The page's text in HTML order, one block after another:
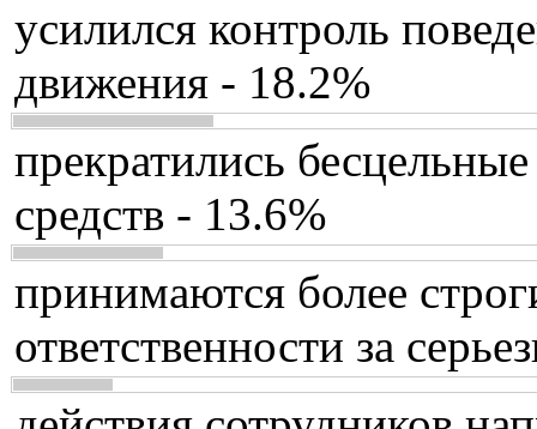
усилился контроль
движения - 18.2%
прекратились
средств - 13.6%
принимаются более
ответственности за